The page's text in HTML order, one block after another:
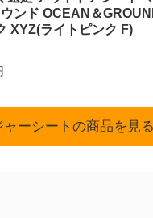
ンド OCEAN＆
XYZ(ライトピンク F)
ーシートの商品を見る